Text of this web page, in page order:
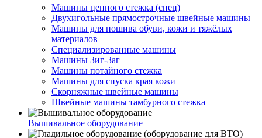
Машины цепного стежка (спец)
Двухигольные прямострочные швейные машины
Машины для пошива обуви, кожи и тяжёлых
материалов
Специализированные машины
Машины Зиг-Заг
Машины потайного стежка
Машины для спуска края кожи
Скорняжные швейные машины
Швейные машины тамбурного стежка
Вышивальное оборудование